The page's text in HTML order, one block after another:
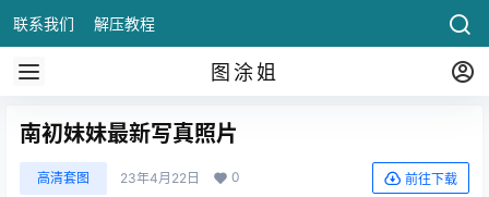
联系我们 解压教程
图涂姐
南初妹妹最新写真照片
高清套图 23年4月22日 0 前往下载